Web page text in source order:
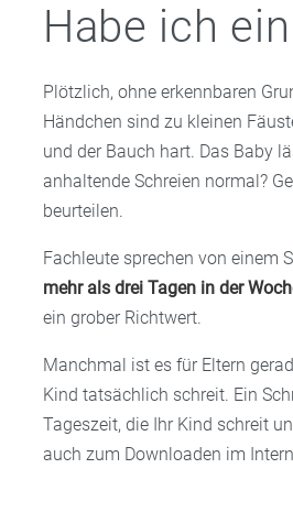
Habe ich
Plötzlich, ohne erkennbaren
Händchen sind zu kleinen
und der Bauch hart. Das Baby
anhaltende Schreien normal?
beurteilen.
Fachleute sprechen von einem
mehr als drei Tagen in der
ein grober Richtwert.
Manchmal ist es für Eltern
Kind tatsächlich schreit. Ein
Tageszeit, die Ihr Kind schreit
auch zum Downloaden im